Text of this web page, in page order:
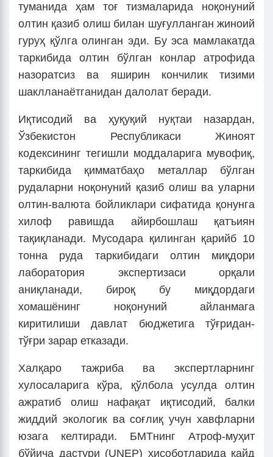
туманида ҳам тоғ тизмаларида ноқонуний
олтин қазиб олиш билан шуғулланган жиноий
гуруҳ қўлга олинган эди. Бу эса мамлакатда
таркибида олтин бўлган конлар атрофида
назоратсиз ва яширин кончилик тизими
шаклланаётганидан далолат беради.
Иқтисодий ва ҳуқуқий нуқтаи назардан,
Ўзбекистон Республикаси Жиноят
кодексининг тегишли моддаларига мувофиқ,
таркибида қимматбаҳо металлар бўлган
рудаларни ноқонуний қазиб олиш ва уларни
олтин-валюта бойликлари сифатида қонунга
хилоф равишда айирбошлаш қатъиян
тақиқланади. Мусодара қилинган қарийб 10
тонна руда таркибидаги олтин миқдори
лаборатория экспертизаси орқали
аниқланади, бироқ бу миқдордаги
хомашёнинг ноқонуний айланмага
киритилиши давлат бюджетига тўғридан-
тўғри зарар етказади.
Халқаро тажриба ва экспертларнинг
хулосаларига кўра, қўлбола усулда олтин
ажратиб олиш нафақат иқтисодий, балки
жиддий экологик ва соғлиқ учун хавфларни
юзага келтиради. БМТнинг Атроф-муҳит
бўйича дастури (UNEP) ҳисоботларида қайд